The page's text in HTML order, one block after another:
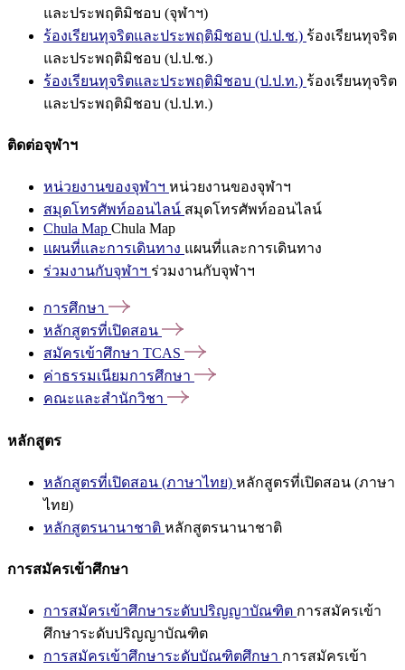
และประพฤติมิชอบ (จุฬาฯ)
ร้องเรียนทุจริตและประพฤติมิชอบ (ป.ป.ช.) ร้องเรียนทุจริต
และประพฤติมิชอบ (ป.ป.ช.)
ร้องเรียนทุจริตและประพฤติมิชอบ (ป.ป.ท.) ร้องเรียนทุจริต
และประพฤติมิชอบ (ป.ป.ท.)
ติดต่อจุฬาฯ
หน่วยงานของจุฬาฯ หน่วยงานของจุฬาฯ
สมุดโทรศัพท์ออนไลน์ สมุดโทรศัพท์ออนไลน์
Chula Map Chula Map
แผนที่และการเดินทาง แผนที่และการเดินทาง
ร่วมงานกับจุฬาฯ ร่วมงานกับจุฬาฯ
การศึกษา
หลักสูตรที่เปิดสอน
สมัครเข้าศึกษา TCAS
ค่าธรรมเนียมการศึกษา
คณะและสำนักวิชา
หลักสูตร
หลักสูตรที่เปิดสอน (ภาษาไทย) หลักสูตรที่เปิดสอน (ภาษา
ไทย)
หลักสูตรนานาชาติ หลักสูตรนานาชาติ
การสมัครเข้าศึกษา
การสมัครเข้าศึกษาระดับปริญญาบัณฑิต การสมัครเข้า
ศึกษาระดับปริญญาบัณฑิต
การสมัครเข้าศึกษาระดับบัณฑิตศึกษา การสมัครเข้า